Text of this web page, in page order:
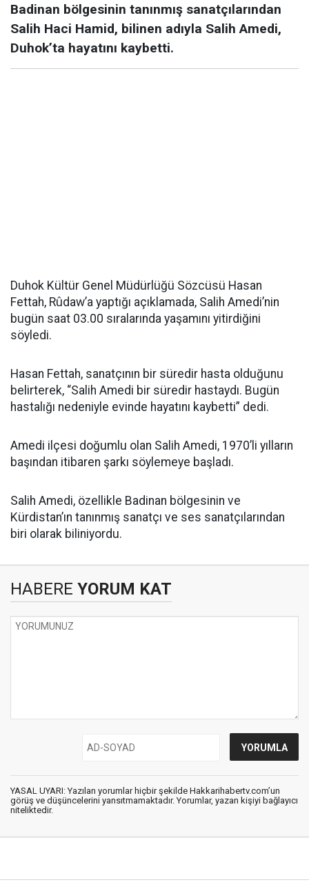
Badinan bölgesinin tanınmış sanatçılarından
Salih Haci Hamid, bilinen adıyla Salih Amedi,
Duhok’ta hayatını kaybetti.
Duhok Kültür Genel Müdürlüğü Sözcüsü Hasan
Fettah, Rûdaw’a yaptığı açıklamada, Salih Amedi’nin
bugün saat 03.00 sıralarında yaşamını yitirdiğini
söyledi.
Hasan Fettah, sanatçının bir süredir hasta olduğunu
belirterek, “Salih Amedi bir süredir hastaydı. Bugün
hastalığı nedeniyle evinde hayatını kaybetti” dedi.
Amedi ilçesi doğumlu olan Salih Amedi, 1970’li yılların
başından itibaren şarkı söylemeye başladı.
Salih Amedi, özellikle Badinan bölgesinin ve
Kürdistan’ın tanınmış sanatçı ve ses sanatçılarından
biri olarak biliniyordu.
HABERE YORUM KAT
YASAL UYARI: Yazılan yorumlar hiçbir şekilde Hakkarihabertv.com’un
görüş ve düşüncelerini yansıtmamaktadır. Yorumlar, yazan kişiyi bağlayıcı
niteliktedir.